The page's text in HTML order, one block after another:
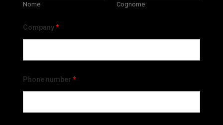
Nome Cognome
Company*
Phone number *